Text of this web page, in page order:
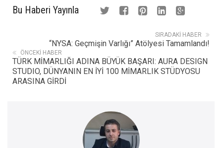
Bu Haberi Yayınla
SIRADAKI HABER
“NYSA: Geçmişin Varlığı” Atölyesi Tamamlandı!
ÖNCEKI HABER
TÜRK MİMARLIĞI ADINA BÜYÜK BAŞARI: AURA DESIGN
STUDIO, DÜNYANIN EN İYİ 100 MİMARLIK STÜDYOSU
ARASINA GİRDİ